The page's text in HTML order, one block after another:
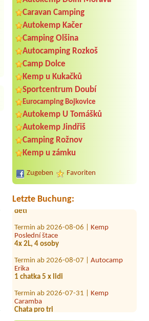
Caravan Camping
Autokemp Kačer
Camping Olšina
Autocamping Rozkoš
Camp Dolce
Kemp u Kukačků
Sportcentrum Doubí
Eurocamping Bojkovice
Autokemp U Tomášků
Autokemp Jindřiš
Camping Rožnov
Kemp u zámku
Zugeben Favoriten
Letzte Buchung:
Termin ab 2026-08-03 |
a hotel Na Špici
Termin ab 2026-08-21 |
Občerstvení U JEZU
4 místa pro stany - 6 dospělých a 4
děti
Poslední štace
4x 2L, 4 osoby
Erika
1 chatka 5 x lidi
Caramba
Chata pro tri